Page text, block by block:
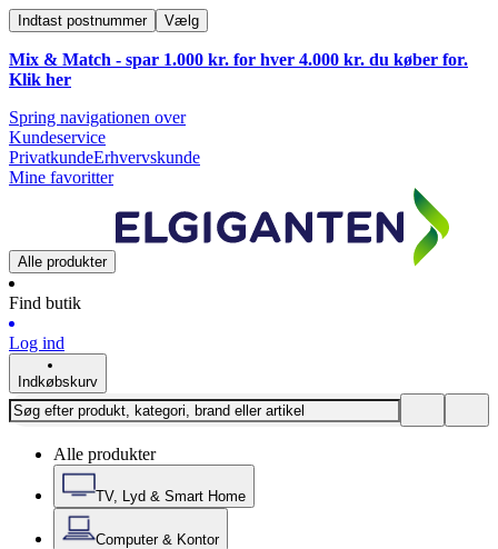
Indtast postnummer Vælg
Mix & Match - spar 1.000 kr. for hver 4.000 kr. du køber for.
Klik her
Spring navigationen over
Kundeservice
PrivatkundeErhvervskunde
Mine favoritter
Alle produkter
Find butik
Log ind
Indkøbskurv
Alle produkter
TV, Lyd & Smart Home
Computer & Kontor